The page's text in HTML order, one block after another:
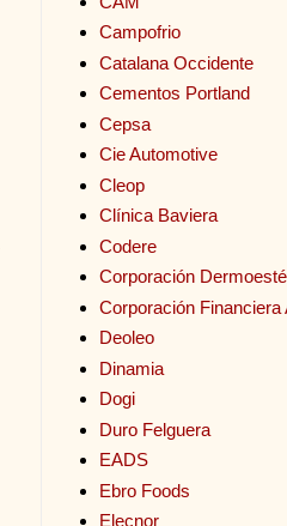
Campofrio
Catalana Occidente
Cementos Portland
Cepsa
Cie Automotive
Cleop
Clínica Baviera
Codere
Corporación
Corporación Financiera
Deoleo
Dinamia
Dogi
Duro Felguera
EADS
Ebro Foods
Elecnor